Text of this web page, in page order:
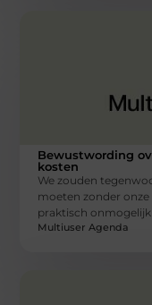
Bewustwording
kosten
We zouden
moeten zonder
praktisch
Multiuser Agenda